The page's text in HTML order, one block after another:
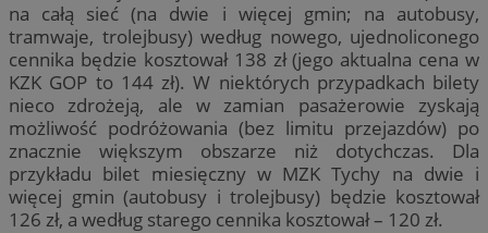
na całą sieć (na dwie i więcej gmin; na autobusy,
tramwaje, trolejbusy) według nowego, ujednoliconego
cennika będzie kosztował 138 zł (jego aktualna cena w
KZK GOP to 144 zł). W niektórych przypadkach bilety
nieco zdrożeją, ale w zamian pasażerowie zyskają
możliwość podróżowania (bez limitu przejazdów) po
znacznie większym obszarze niż dotychczas. Dla
przykładu bilet miesięczny w MZK Tychy na dwie i
więcej gmin (autobusy i trolejbusy) będzie kosztował
126 zł, a według starego cennika kosztował – 120 zł.